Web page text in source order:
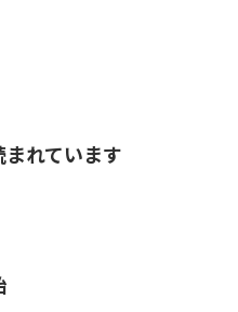
れています